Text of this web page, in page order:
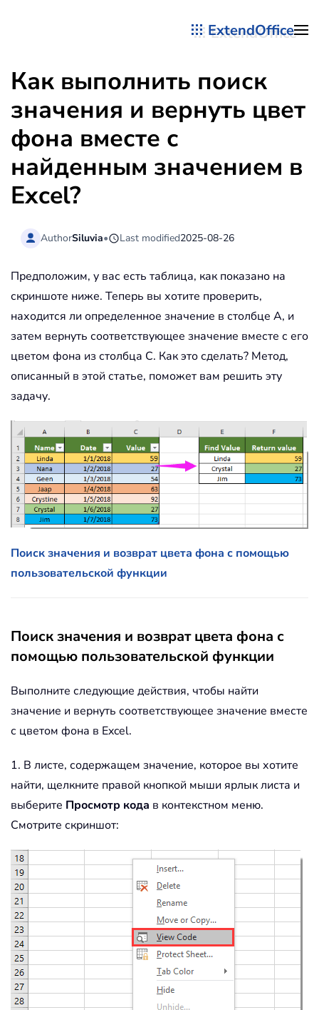
ExtendOffice
Как выполнить поиск
значения и вернуть цвет
фона вместе с
найденным значением в
Excel?
AuthorSiluvia• Last modified2025-08-26
Предположим, у вас есть таблица, как показано на
скриншоте ниже. Теперь вы хотите проверить,
находится ли определенное значение в столбце A, и
затем вернуть соответствующее значение вместе с его
цветом фона из столбца C. Как это сделать? Метод,
описанный в этой статье, поможет вам решить эту
задачу.
Поиск значения и возврат цвета фона с помощью
пользовательской функции
Поиск значения и возврат цвета фона с
помощью пользовательской функции
Выполните следующие действия, чтобы найти
значение и вернуть соответствующее значение вместе
с цветом фона в Excel.
1. В листе, содержащем значение, которое вы хотите
найти, щелкните правой кнопкой мыши ярлык листа и
выберите Просмотр кода в контекстном меню.
Смотрите скриншот: